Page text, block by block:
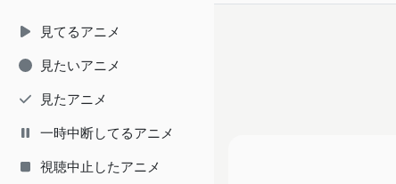
見てるアニメ
見たいアニメ
見たアニメ
一時中断してるアニメ
視聴中止したアニメ